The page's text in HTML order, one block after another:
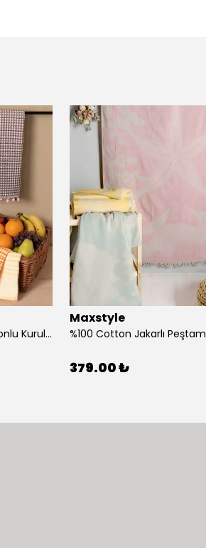
%100 Cotton 40x60 Cm Ponponlu Kurulama Bezi Tekli
Maxstyle
379.00 ₺